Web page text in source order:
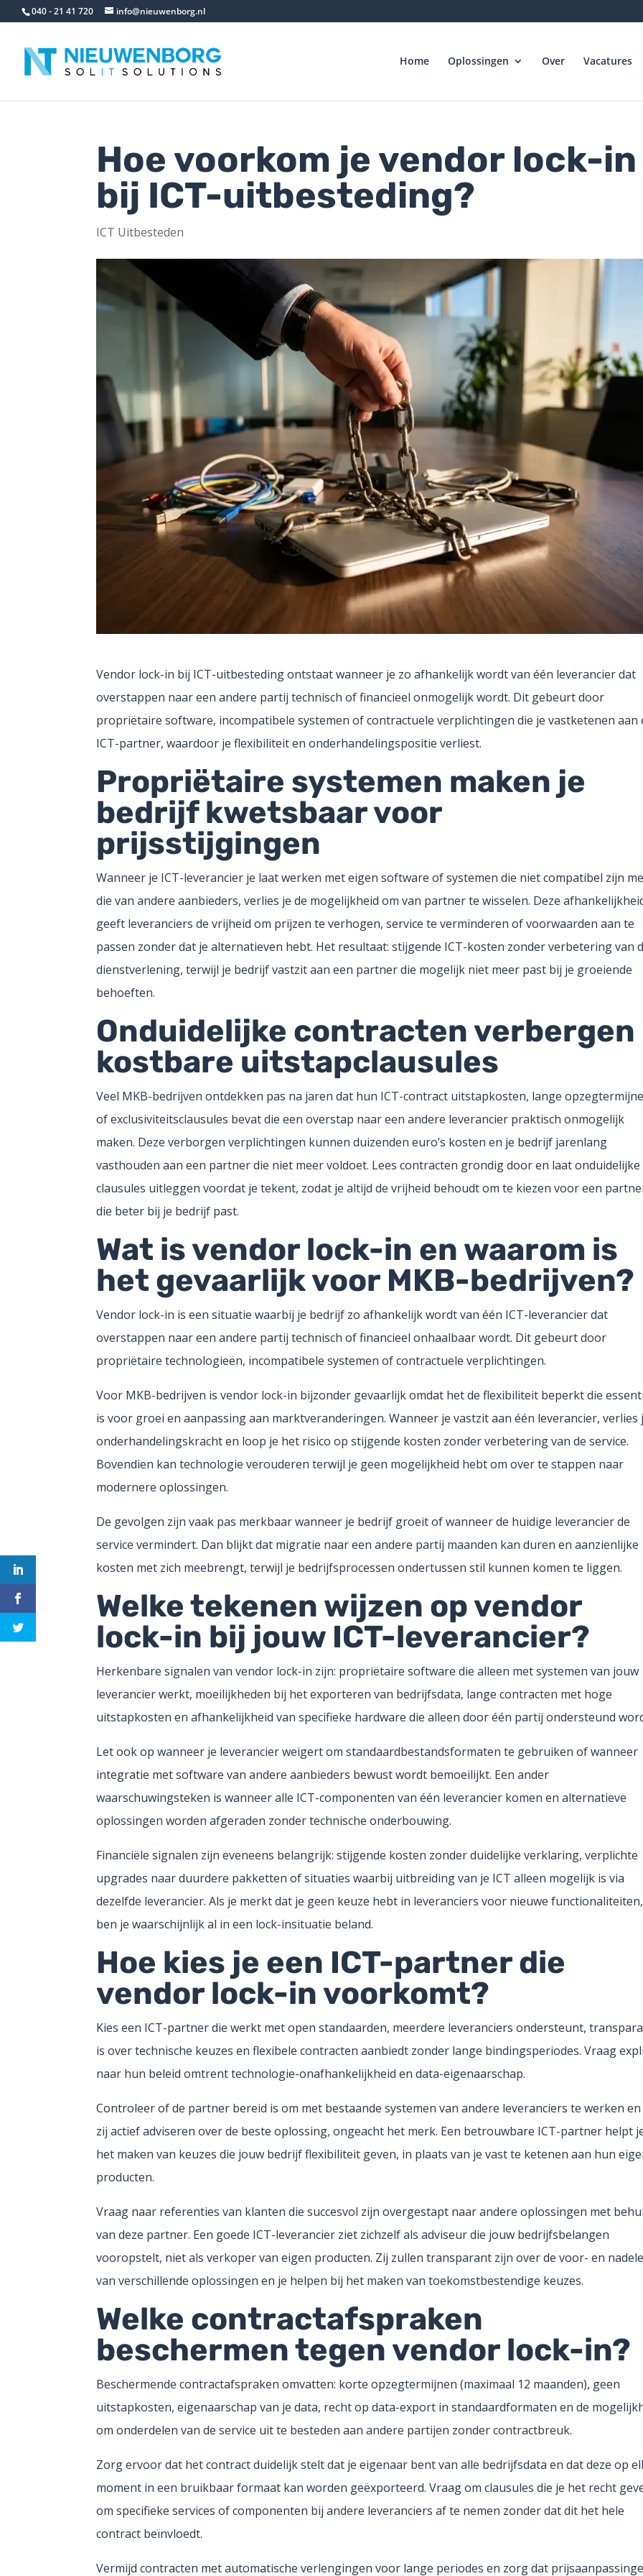
040 - 21 41 720 info@nieuwenborg.nl
Home Oplossingen Over Vacatures
Hoe voorkom je vendor lock-in
bij ICT-uitbesteding?
ICT Uitbesteden
Vendor lock-in bij ICT-uitbesteding ontstaat wanneer je zo afhankelijk wordt van één leverancier dat
overstappen naar een andere partij technisch of financieel onmogelijk wordt. Dit gebeurt door
propriëtaire software, incompatibele systemen of contractuele verplichtingen die je vastketenen aan
ICT-partner, waardoor je flexibiliteit en onderhandelingspositie verliest.
Propriëtaire systemen maken je
bedrijf kwetsbaar voor
prijsstijgingen
Wanneer je ICT-leverancier je laat werken met eigen software of systemen die niet compatibel zijn
die van andere aanbieders, verlies je de mogelijkheid om van partner te wisselen. Deze
geeft leveranciers de vrijheid om prijzen te verhogen, service te verminderen of voorwaarden aan te
passen zonder dat je alternatieven hebt. Het resultaat: stijgende ICT-kosten zonder verbetering van
dienstverlening, terwijl je bedrijf vastzit aan een partner die mogelijk niet meer past bij je groeiende
behoeften.
Onduidelijke contracten verbergen
kostbare uitstapclausules
Veel MKB-bedrijven ontdekken pas na jaren dat hun ICT-contract uitstapkosten, lange
of exclusiviteitsclausules bevat die een overstap naar een andere leverancier praktisch onmogelijk
maken. Deze verborgen verplichtingen kunnen duizenden euro’s kosten en je bedrijf jarenlang
vasthouden aan een partner die niet meer voldoet. Lees contracten grondig door en laat onduidelijke
clausules uitleggen voordat je tekent, zodat je altijd de vrijheid behoudt om te kiezen voor een
die beter bij je bedrijf past.
Wat is vendor lock-in en waarom is
het gevaarlijk voor MKB-bedrijven?
Vendor lock-in is een situatie waarbij je bedrijf zo afhankelijk wordt van één ICT-leverancier dat
overstappen naar een andere partij technisch of financieel onhaalbaar wordt. Dit gebeurt door
propriëtaire technologieën, incompatibele systemen of contractuele verplichtingen.
Voor MKB-bedrijven is vendor lock-in bijzonder gevaarlijk omdat het de flexibiliteit beperkt die
is voor groei en aanpassing aan marktveranderingen. Wanneer je vastzit aan één leverancier, verlies
onderhandelingskracht en loop je het risico op stijgende kosten zonder verbetering van de service.
Bovendien kan technologie verouderen terwijl je geen mogelijkheid hebt om over te stappen naar
modernere oplossingen.
De gevolgen zijn vaak pas merkbaar wanneer je bedrijf groeit of wanneer de huidige leverancier de
service vermindert. Dan blijkt dat migratie naar een andere partij maanden kan duren en aanzienlijke
kosten met zich meebrengt, terwijl je bedrijfsprocessen ondertussen stil kunnen komen te liggen.
Welke tekenen wijzen op vendor
lock-in bij jouw ICT-leverancier?
Herkenbare signalen van vendor lock-in zijn: propriëtaire software die alleen met systemen van jouw
leverancier werkt, moeilijkheden bij het exporteren van bedrijfsdata, lange contracten met hoge
uitstapkosten en afhankelijkheid van specifieke hardware die alleen door één partij ondersteund
Let ook op wanneer je leverancier weigert om standaardbestandsformaten te gebruiken of wanneer
integratie met software van andere aanbieders bewust wordt bemoeilijkt. Een ander
waarschuwingsteken is wanneer alle ICT-componenten van één leverancier komen en alternatieve
oplossingen worden afgeraden zonder technische onderbouwing.
Financiële signalen zijn eveneens belangrijk: stijgende kosten zonder duidelijke verklaring, verplichte
upgrades naar duurdere pakketten of situaties waarbij uitbreiding van je ICT alleen mogelijk is via
dezelfde leverancier. Als je merkt dat je geen keuze hebt in leveranciers voor nieuwe functionaliteiten,
ben je waarschijnlijk al in een lock-insituatie beland.
Hoe kies je een ICT-partner die
vendor lock-in voorkomt?
Kies een ICT-partner die werkt met open standaarden, meerdere leveranciers ondersteunt,
is over technische keuzes en flexibele contracten aanbiedt zonder lange bindingsperiodes. Vraag
naar hun beleid omtrent technologie-onafhankelijkheid en data-eigenaarschap.
Controleer of de partner bereid is om met bestaande systemen van andere leveranciers te werken
zij actief adviseren over de beste oplossing, ongeacht het merk. Een betrouwbare ICT-partner helpt
het maken van keuzes die jouw bedrijf flexibiliteit geven, in plaats van je vast te ketenen aan hun
producten.
Vraag naar referenties van klanten die succesvol zijn overgestapt naar andere oplossingen met
van deze partner. Een goede ICT-leverancier ziet zichzelf als adviseur die jouw bedrijfsbelangen
vooropstelt, niet als verkoper van eigen producten. Zij zullen transparant zijn over de voor- en
van verschillende oplossingen en je helpen bij het maken van toekomstbestendige keuzes.
Welke contractafspraken
beschermen tegen vendor lock-in?
Beschermende contractafspraken omvatten: korte opzegtermijnen (maximaal 12 maanden), geen
uitstapkosten, eigenaarschap van je data, recht op data-export in standaardformaten en de
om onderdelen van de service uit te besteden aan andere partijen zonder contractbreuk.
Zorg ervoor dat het contract duidelijk stelt dat je eigenaar bent van alle bedrijfsdata en dat deze op
moment in een bruikbaar formaat kan worden geëxporteerd. Vraag om clausules die je het recht
om specifieke services of componenten bij andere leveranciers af te nemen zonder dat dit het hele
contract beïnvloedt.
Vermijd contracten met automatische verlengingen voor lange periodes en zorg dat